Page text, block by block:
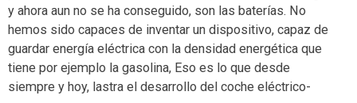
y ahora aun no se ha conseguido, son las baterías. No
hemos sido capaces de inventar un dispositivo, capaz de
guardar energía eléctrica con la densidad energética que
tiene por ejemplo la gasolina, Eso es lo que desde
siempre y hoy, lastra el desarrollo del coche eléctrico-